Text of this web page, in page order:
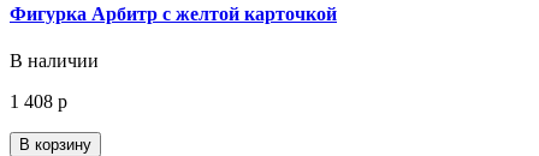
Фигурка Арбитр с желтой карточкой
В наличии
1 408 р
В корзину